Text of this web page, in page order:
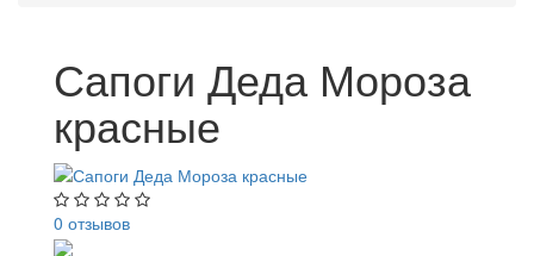
Сапоги Деда Мороза
красные
0 отзывов